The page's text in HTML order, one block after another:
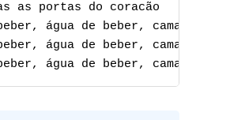
as portas do coracão
água de beber, camará
água de beber, camará
água de beber, camará
A